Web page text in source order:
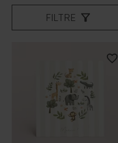
FILTRE